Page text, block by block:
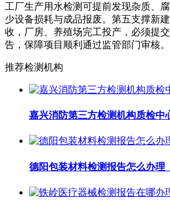
工厂生产用水检测可提前发现杂质、
少设备损耗与成品报废。第五支撑新
收，厂房、养殖场完工投产，必须提
告，保障项目顺利通过监管部门审核。
推荐检测机构
嘉兴消防第三方检测机构质检中
德阳包装材料检测报告怎么办理